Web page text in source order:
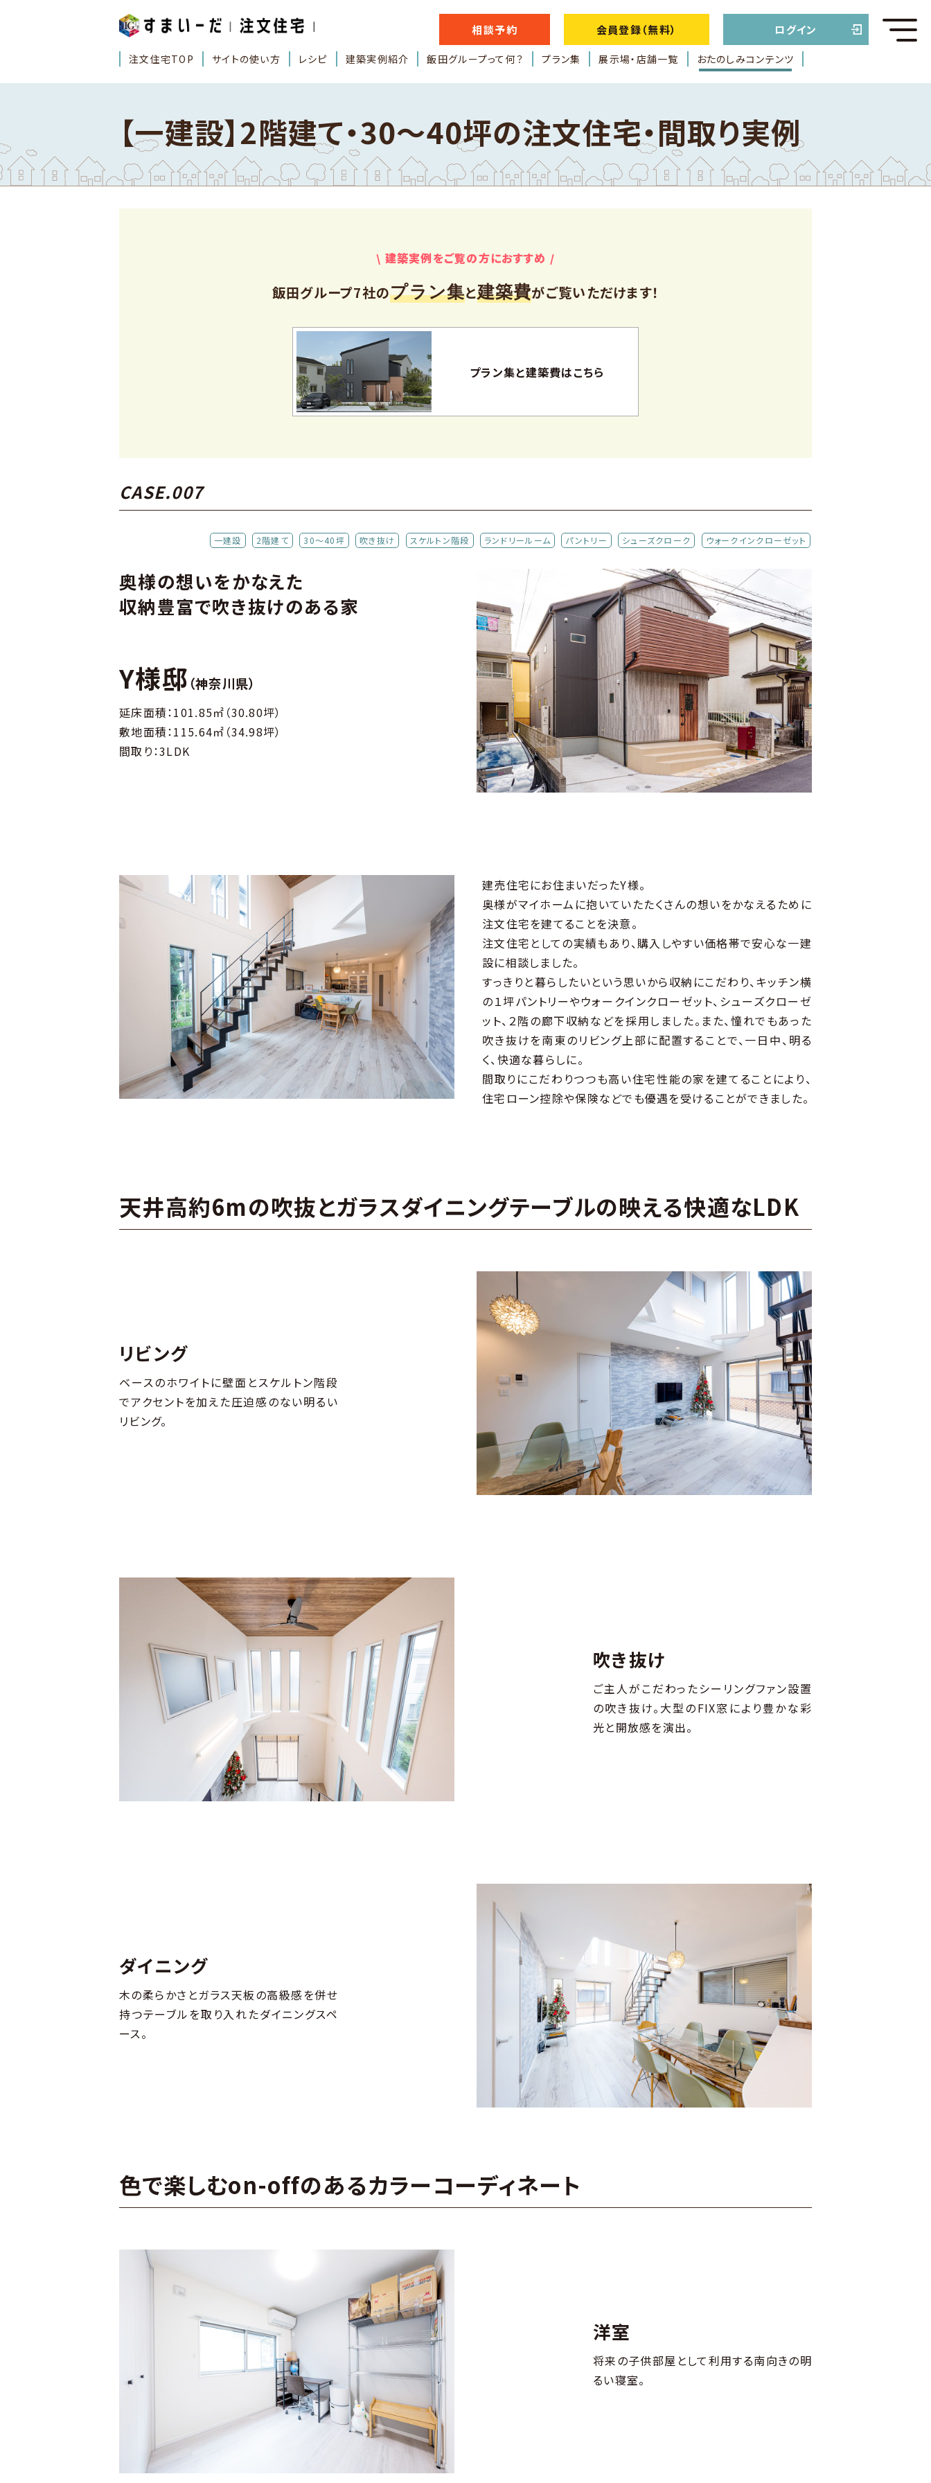
注文住宅TOP サイトの使い方 レシピ 建築実例紹介 飯田グループって何？ プラン集 展示場・店舗一覧 おたのしみコンテンツ
相談予約 会員登録（無料） ログイン
【一建設】2階建て・30～40坪の注文住宅・間取り実例
\ 建築実例をご覧の方におすすめ /
飯田グループ7社のプラン集と建築費がご覧いただけます！
プラン集と建築費はこちら
CASE.007
一建設 2階建て 30～40坪 吹き抜け スケルトン階段 ランドリールーム パントリー シューズクローク ウォークインクローゼット
奥様の想いをかなえた
収納豊富で吹き抜けのある家
Y様邸 （神奈川県）
延床面積：101.85㎡（30.80坪）
敷地面積：115.64㎡（34.98坪）
間取り：3LDK
建売住宅にお住まいだったY様。
奥様がマイホームに抱いていたたくさんの想いをかなえるために
注文住宅を建てることを決意。
注文住宅としての実績もあり、購入しやすい価格帯で安心な一建
設に相談しました。
すっきりと暮らしたいという思いから収納にこだわり、キッチン横
の１坪パントリーやウォークインクローゼット、シューズクローゼ
ット、２階の廊下収納などを採用しました。また、憧れでもあった
吹き抜けを南東のリビング上部に配置することで、一日中、明る
く、快適な暮らしに。
間取りにこだわりつつも高い住宅性能の家を建てることにより、
住宅ローン控除や保険などでも優遇を受けることができました。
天井高約6mの吹抜とガラスダイニングテーブルの映える快適なLDK
リビング
ベースのホワイトに壁面とスケルトン階段
でアクセントを加えた圧迫感のない明るい
リビング。
吹き抜け
ご主人がこだわったシーリングファン設置
の吹き抜け。大型のFIX窓により豊かな彩
光と開放感を演出。
ダイニング
木の柔らかさとガラス天板の高級感を併せ
持つテーブルを取り入れたダイニングスペ
ース。
色で楽しむon-offのあるカラーコーディネート
洋室
将来の子供部屋として利用する南向きの明
るい寝室。